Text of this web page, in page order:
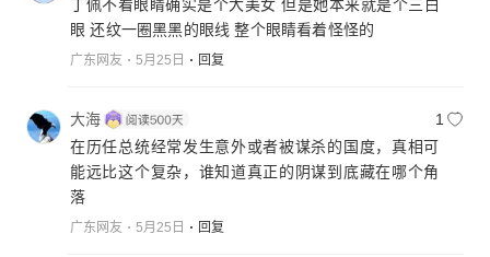
丁佩不看眼睛确实是个大美女 但是她本来就是个三白
眼 还纹一圈黑黑的眼线 整个眼睛看着怪怪的
广东网友 5月25日 回复
大海
1
在历任总统经常发生意外或者被谋杀的国度，真相可
能远比这个复杂，谁知道真正的阴谋到底藏在哪个角
落
广东网友 5月25日 回复